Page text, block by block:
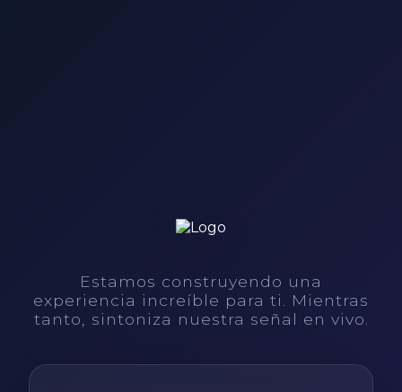
Estamos construyendo una
experiencia increíble para ti. Mientras
tanto, sintoniza nuestra señal en vivo.